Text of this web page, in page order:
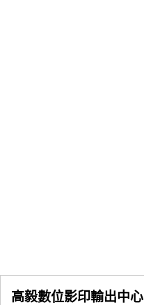
交流中心
高毅數位影印輸出中心